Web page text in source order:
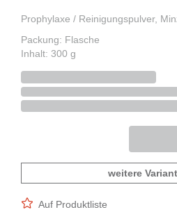
Prophylaxe / Reinigungspulver,
Packung: Flasche
Inhalt: 300 g
weitere
Auf Produktliste